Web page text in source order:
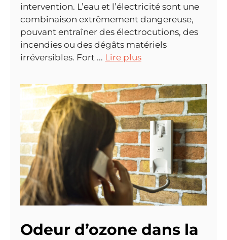
intervention. L’eau et l’électricité sont une
combinaison extrêmement dangereuse,
pouvant entraîner des électrocutions, des
incendies ou des dégâts matériels
irréversibles. Fort ... Lire plus
Odeur d’ozone dans la